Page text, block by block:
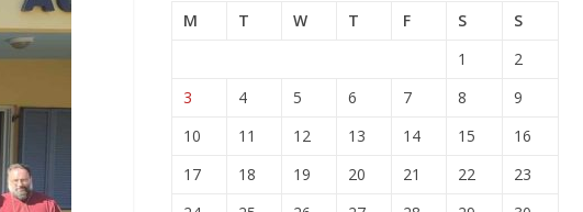
M
T W T F S
S
1
2
3
4 5 6 7 8
9
10
11 12 13 14 15
16
17
18 19 20 21 22
23